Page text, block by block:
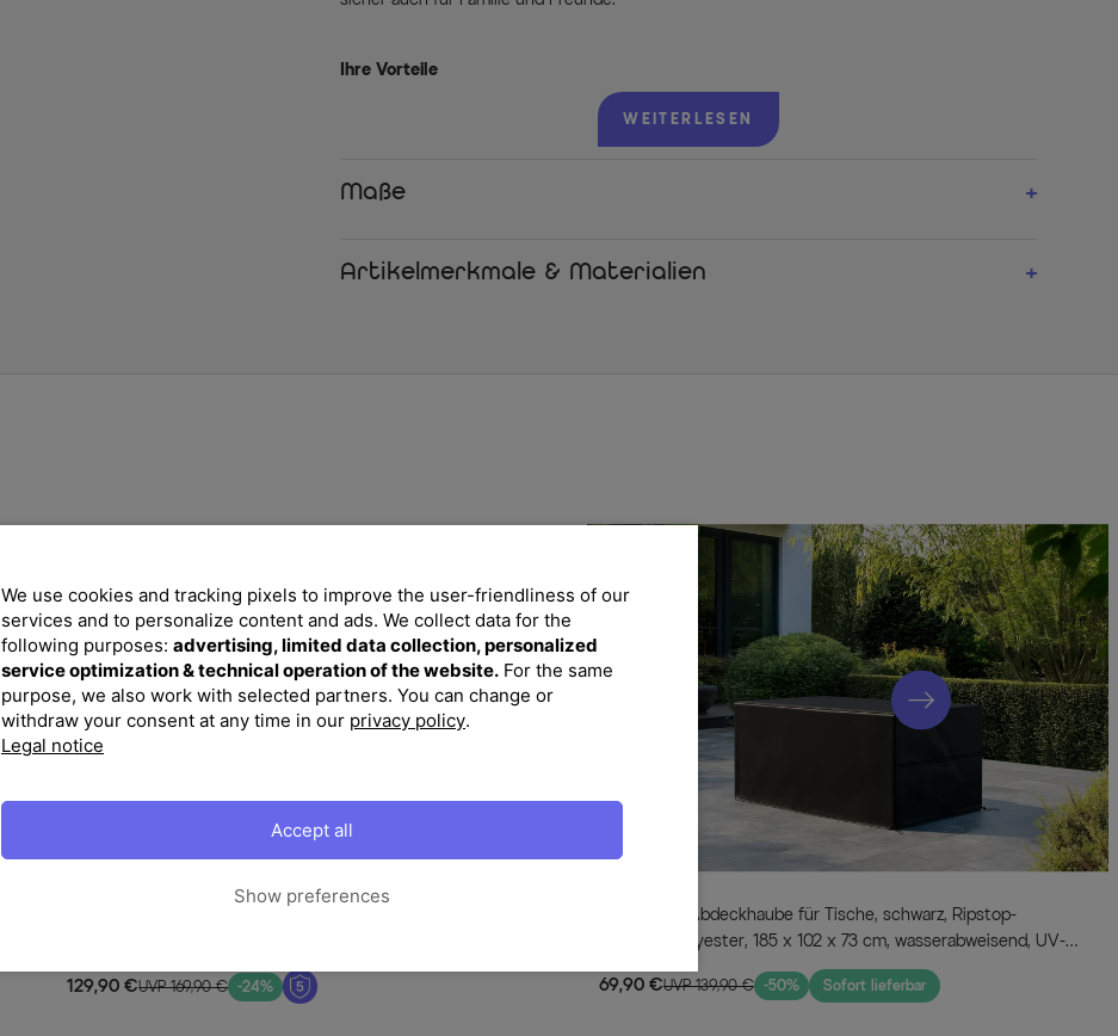
Ihre Vorteile
Stabiles Polyrattan-Geflecht
Das doppel-halbrunde Polyrattan-Geflecht in der Farbe champagner-meliert ist besonders
stabil, wasserabweisend und wetterfest.
Rostfreier Aluminiumrahmen
Der pulverbeschichtete Aluminiumrahmen ist rostfrei und daher sicher vor vorzeitiger
Spraystone Tischplatte
Die ca. 8 mm dicke Tischplatte besteht aus einer Glasplatte, welche mit einem Spraystone
Lieferumfang
1x OUTFLEXX Rabida Dining-Tisch, ca. 170 x 90 cm, champagner-meliert
WEITERLESEN
Maße
Artikelmerkmale & Materialien
129,90 €UVP 169,90 € -24%
Gewebe/Polyester, 185 x 102 x 73 cm, wasserabweisend, UV-
Schutz
69,90 €UVP 139,90 € -50% Sofort lieferbar
We use cookies and tracking pixels to improve the user-friendliness of our
services and to personalize content and ads. We collect data for the
following purposes: advertising, limited data collection, personalized
service optimization & technical operation of the website. For the same
purpose, we also work with selected partners. You can change or
withdraw your consent at any time in our privacy policy.
Legal notice
Show preferences
Accept all